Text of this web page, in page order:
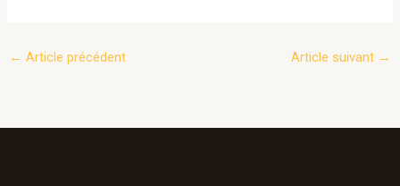
← Article précédent Article suivant →